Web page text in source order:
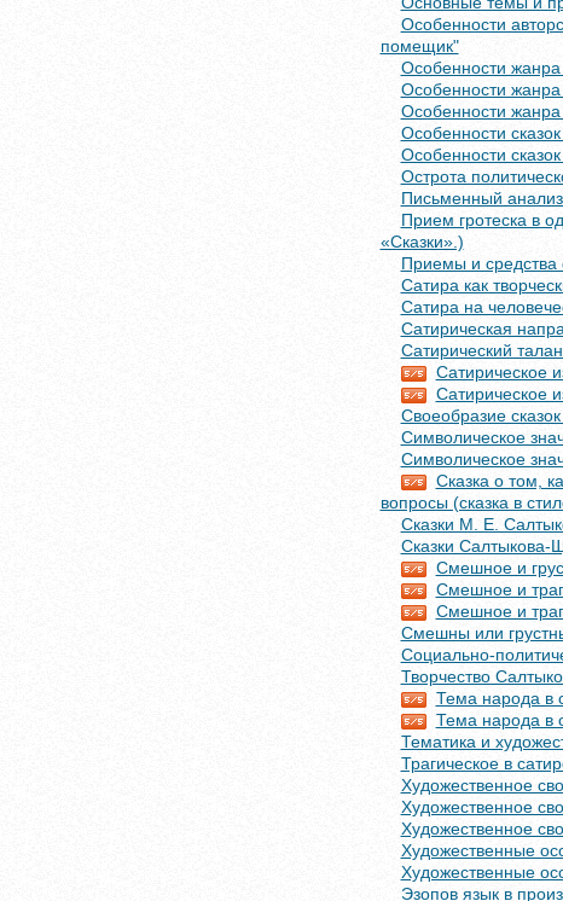
Особенности
помещик"
Особенности
Особенности
Особенности
Особенности
Особенности
Острота
Письменный
Прием гротеска в
«Сказки».)
Приемы и
Сатира как
Сатира на
Сатирическая
Сатирический
Сатирическое
Сатирическое
Своеобразие
Символическое
Символическое
Сказка о том,
вопросы (сказка в
Сказки М. Е.
Сказки Салтыкова-
Смешное и
Смешное и
Смешное и
Смешны или
Социально-
Творчество
Тема народа в
Тема народа в
Тематика и
Трагическое в
Художественное
Художественное
Художественное
Художественные
Художественные
Эзопов язык в